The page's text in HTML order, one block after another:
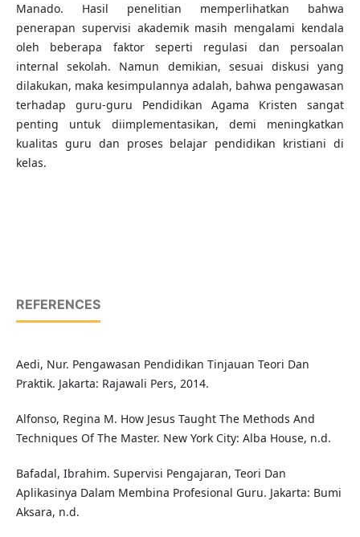
Manado. Hasil penelitian memperlihatkan bahwa
penerapan supervisi akademik masih mengalami kendala
oleh beberapa faktor seperti regulasi dan persoalan
internal sekolah. Namun demikian, sesuai diskusi yang
dilakukan, maka kesimpulannya adalah, bahwa pengawasan
terhadap guru-guru Pendidikan Agama Kristen sangat
penting untuk diimplementasikan, demi meningkatkan
kualitas guru dan proses belajar pendidikan kristiani di
kelas.
REFERENCES
Aedi, Nur. Pengawasan Pendidikan Tinjauan Teori Dan
Praktik. Jakarta: Rajawali Pers, 2014.
Alfonso, Regina M. How Jesus Taught The Methods And
Techniques Of The Master. New York City: Alba House, n.d.
Bafadal, Ibrahim. Supervisi Pengajaran, Teori Dan
Aplikasinya Dalam Membina Profesional Guru. Jakarta: Bumi
Aksara, n.d.